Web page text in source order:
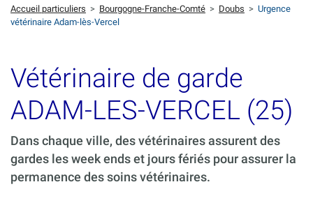
Accueil particuliers > Bourgogne-Franche-Comté > Doubs > Urgence
vétérinaire Adam-lès-Vercel
Vétérinaire de garde
ADAM-LES-VERCEL (25)
Dans chaque ville, des vétérinaires assurent des
gardes les week ends et jours fériés pour assurer la
permanence des soins vétérinaires.